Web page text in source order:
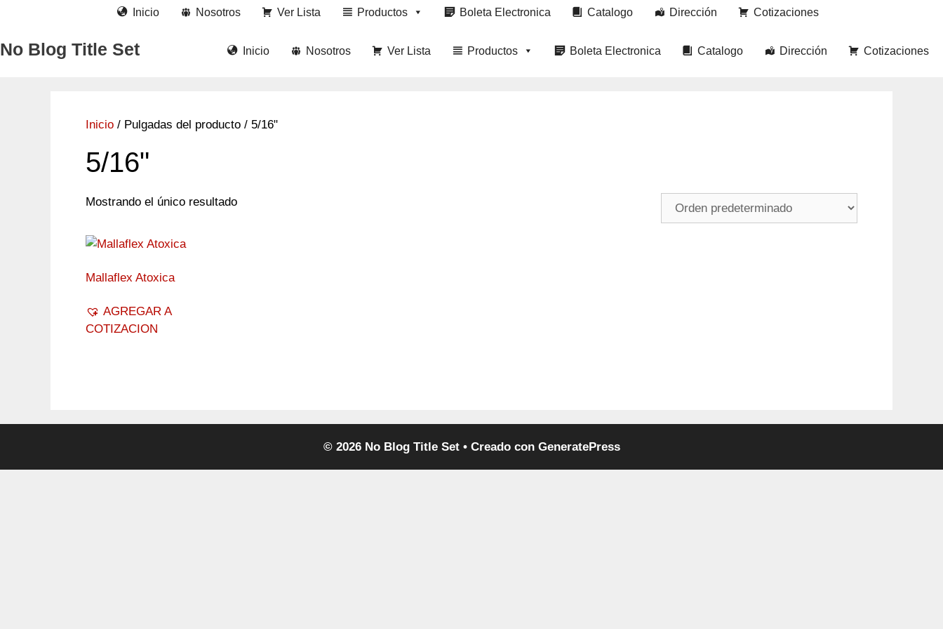
contenido
Inicio Nosotros Ver Lista Productos Boleta Electronica Catalogo Dirección Cotizaciones
No Blog Title Set Inicio Nosotros Ver Lista Productos Boleta Electronica Catalogo Dirección Cotizaciones
Inicio / Pulgadas del producto / 5/16"
5/16"
Mostrando el único resultado
Mallaflex Atoxica
AGREGAR A
COTIZACION
© 2026 No Blog Title Set• Creado con GeneratePress